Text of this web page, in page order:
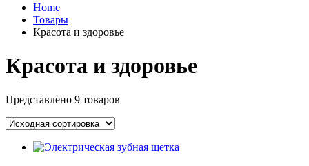
Home
Товары
Красота и здоровье
Красота и здоровье
Представлено 9 товаров